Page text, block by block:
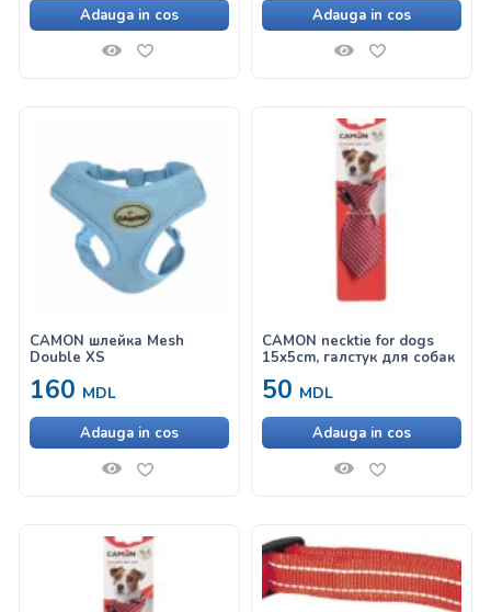
Adauga in cos Adauga in cos
CAMON шлейка Mesh
Double XS
160 MDL
Adauga in cos
CAMON necktie for dogs
15x5cm, галстук для собак
50 MDL
Adauga in cos